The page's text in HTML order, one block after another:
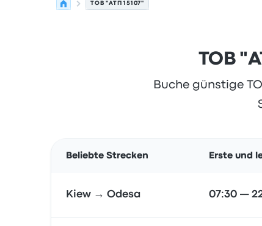
ТОВ "АТП 15107"
ТОВ
Buche günstige
Beliebte Strecken Erste und
Kiew → Odesa 07:30 —